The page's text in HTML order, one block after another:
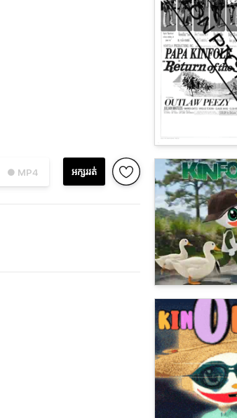
● MP4 អក្សររត់